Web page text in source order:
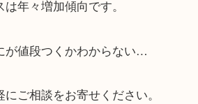
ゆったりお過ごしいただけます
取どちらもその場で現金買取で